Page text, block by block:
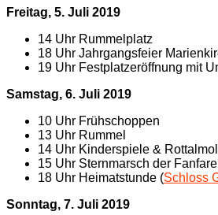
Freitag, 5. Juli 2019
14 Uhr Rummelplatz
18 Uhr Jahrgangsfeier
19 Uhr Festplatzeröffnung mit
Samstag, 6. Juli 2019
10 Uhr Frühschoppen
13 Uhr Rummel
14 Uhr Kinderspiele &
15 Uhr Sternmarsch der
18 Uhr Heimatstunde (Schloss
Sonntag, 7. Juli 2019